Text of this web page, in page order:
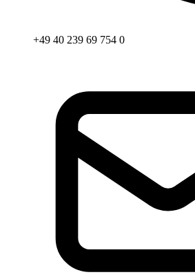
+49 40 239 69 754 0